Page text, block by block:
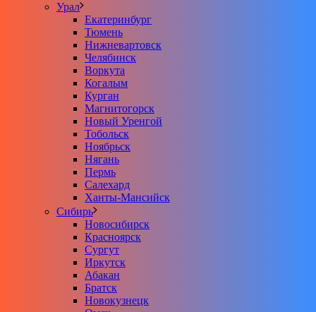
Урал
Екатеринбург
Тюмень
Нижневартовск
Челябинск
Воркута
Когалым
Курган
Магнитогорск
Новый Уренгой
Тобольск
Ноябрьск
Нягань
Пермь
Салехард
Ханты-Мансийск
Сибирь
Новосибирск
Красноярск
Сургут
Иркутск
Абакан
Братск
Новокузнецк